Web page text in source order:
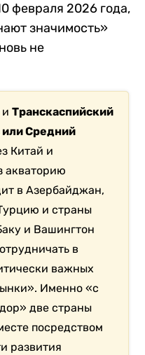
февраля 2026 года,
значимость»
не
иТранскаспийский
Средний
Китай и
акваторию
в Азербайджан,
и страны
и Вашингтон
в
важных
Именно «с
две страны
посредством
развития